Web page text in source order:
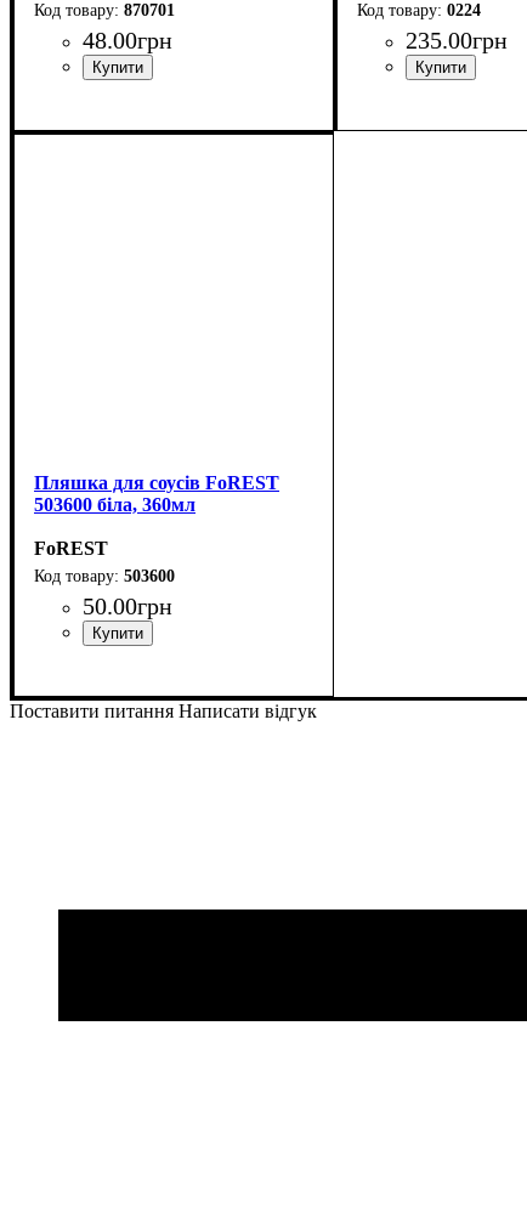
870701
48.00грн
0224
235.00грн
Пляшка для соусів FoREST
503600 біла, 360мл
FoREST
503600
50.00грн
Поставити питання Написати відгук